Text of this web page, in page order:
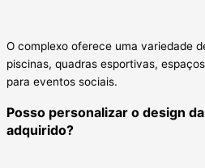
O complexo oferece uma variedade
piscinas, quadras esportivas,
para eventos sociais.
Posso personalizar o design
adquirido?